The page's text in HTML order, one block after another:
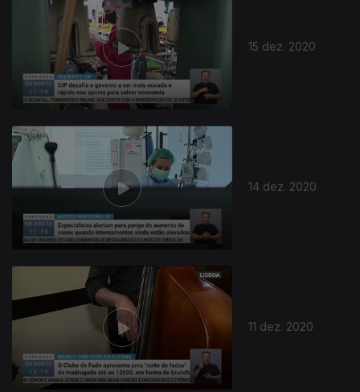
15 dez. 2020
14 dez. 2020
11 dez. 2020